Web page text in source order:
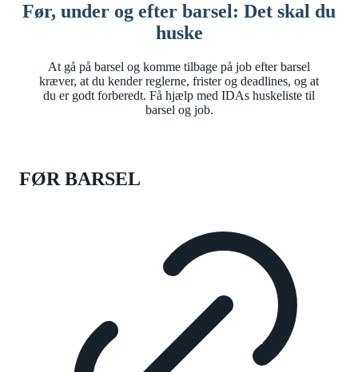
Før, under og efter barsel: Det skal du
huske
At gå på barsel og komme tilbage på job efter barsel
kræver, at du kender reglerne, frister og deadlines, og at
du er godt forberedt. Få hjælp med IDAs huskeliste til
barsel og job.
FØR BARSEL